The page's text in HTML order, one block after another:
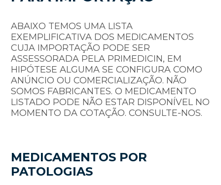
ABAIXO TEMOS UMA LISTA
EXEMPLIFICATIVA DOS MEDICAMENTOS
CUJA IMPORTAÇÃO PODE SER
ASSESSORADA PELA PRIMEDICIN, EM
HIPÓTESE ALGUMA SE CONFIGURA COMO
ANÚNCIO OU COMERCIALIZAÇÃO. NÃO
SOMOS FABRICANTES. O MEDICAMENTO
LISTADO PODE NÃO ESTAR DISPONÍVEL NO
MOMENTO DA COTAÇÃO. CONSULTE-NOS.
MEDICAMENTOS POR
PATOLOGIAS